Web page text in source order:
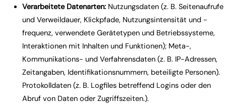
Verarbeitete Datenarten:Nutzungsdaten (z. B. Seitenaufrufe
und Verweildauer, Klickpfade, Nutzungsintensität und -
frequenz, verwendete Gerätetypen und Betriebssysteme,
Interaktionen mit Inhalten und Funktionen); Meta-,
Kommunikations- und Verfahrensdaten (z. B. IP-Adressen,
Zeitangaben, Identifikationsnummern, beteiligte Personen).
Protokolldaten (z. B. Logfiles betreffend Logins oder den
Abruf von Daten oder Zugriffszeiten.).